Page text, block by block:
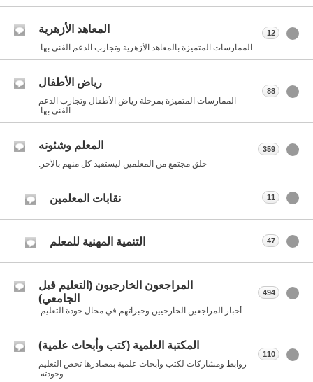
المعاهد الأزهرية
الممارسات المتميزة بالمعاهد الأزهرية وتجارب الدعم الفني بها.
12
رياض الأطفال
الممارسات المتميزة بمرحلة رياض الأطفال وتجارب الدعم
الفني بها.
88
المعلم وشئونه
خلق مجتمع من المعلمين ليستفيد كل منهم بالآخر.
359
نقابات المعلمين 11
التنمية المهنية للمعلم 47
المراجعون الخارجيون (التعليم قبل
الجامعي)
أخبار المراجعين الخارجيين وخبراتهم في مجال جودة التعليم.
494
المكتبة العلمية (كتب وأبحاث علمية)
روابط ومشاركات لكتب وأبحاث علمية بمصادرها تخص التعليم
وجودته.
110